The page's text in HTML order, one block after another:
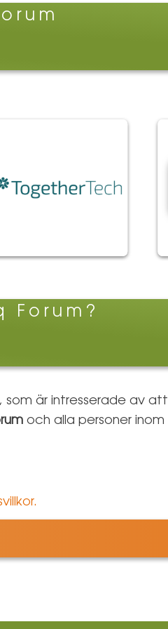
är intresserade av
och alla personer